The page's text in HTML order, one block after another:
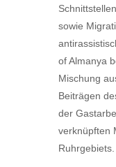
sowie
of Almanya
Mischung
Beiträgen
der
verknüpften
Ruhrgebiets.